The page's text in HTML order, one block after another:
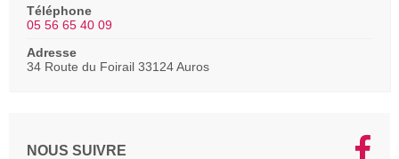
Téléphone
05 56 65 40 09
Adresse
34 Route du Foirail 33124 Auros
NOUS SUIVRE